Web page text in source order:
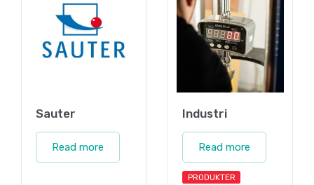
Sauter
Read more
Industri
Read more
PRODUKTER